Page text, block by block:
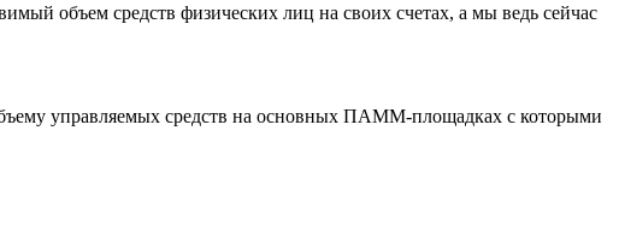
объем средств физических лиц на своих счетах, а мы ведь сейчас
управляемых средств на основных ПАММ-площадках с которыми